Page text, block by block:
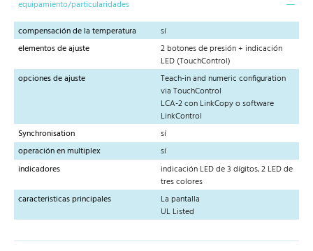
equipamiento/particularidades
compensación de la temperatura
sí
elementos de ajuste
2 botones de presión + indicación
LED (TouchControl)
opciones de ajuste
Teach-in and numeric configuration
via TouchControl
LCA-2 con LinkCopy o software
LinkControl
Synchronisation
sí
operación en multiplex
sí
indicadores
indicación LED de 3 dígitos, 2 LED de
tres colores
caracteristicas principales
La pantalla
UL Listed